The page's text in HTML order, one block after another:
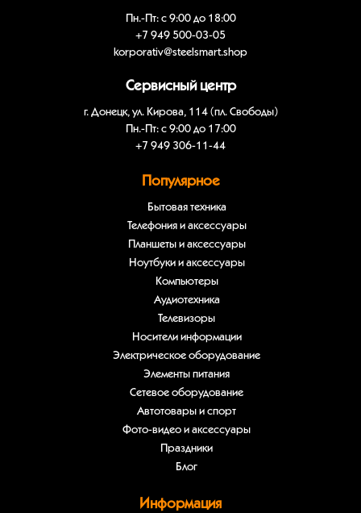
Пн.-Пт: с 9:00 до 18:00
+7 949 500-03-05
korporativ@steelsmart.shop
Сервисный центр
г. Донецк, ул. Кирова, 114 (пл. Свободы)
Пн.-Пт: с 9:00 до 17:00
+7 949 306-11-44
Популярное
Бытовая техника
Телефония и аксессуары
Планшеты и аксессуары
Ноутбуки и аксессуары
Компьютеры
Аудиотехника
Телевизоры
Носители информации
Электрическое оборудование
Элементы питания
Сетевое оборудование
Автотовары и спорт
Фото-видео и аксессуары
Праздники
Блог
Информация